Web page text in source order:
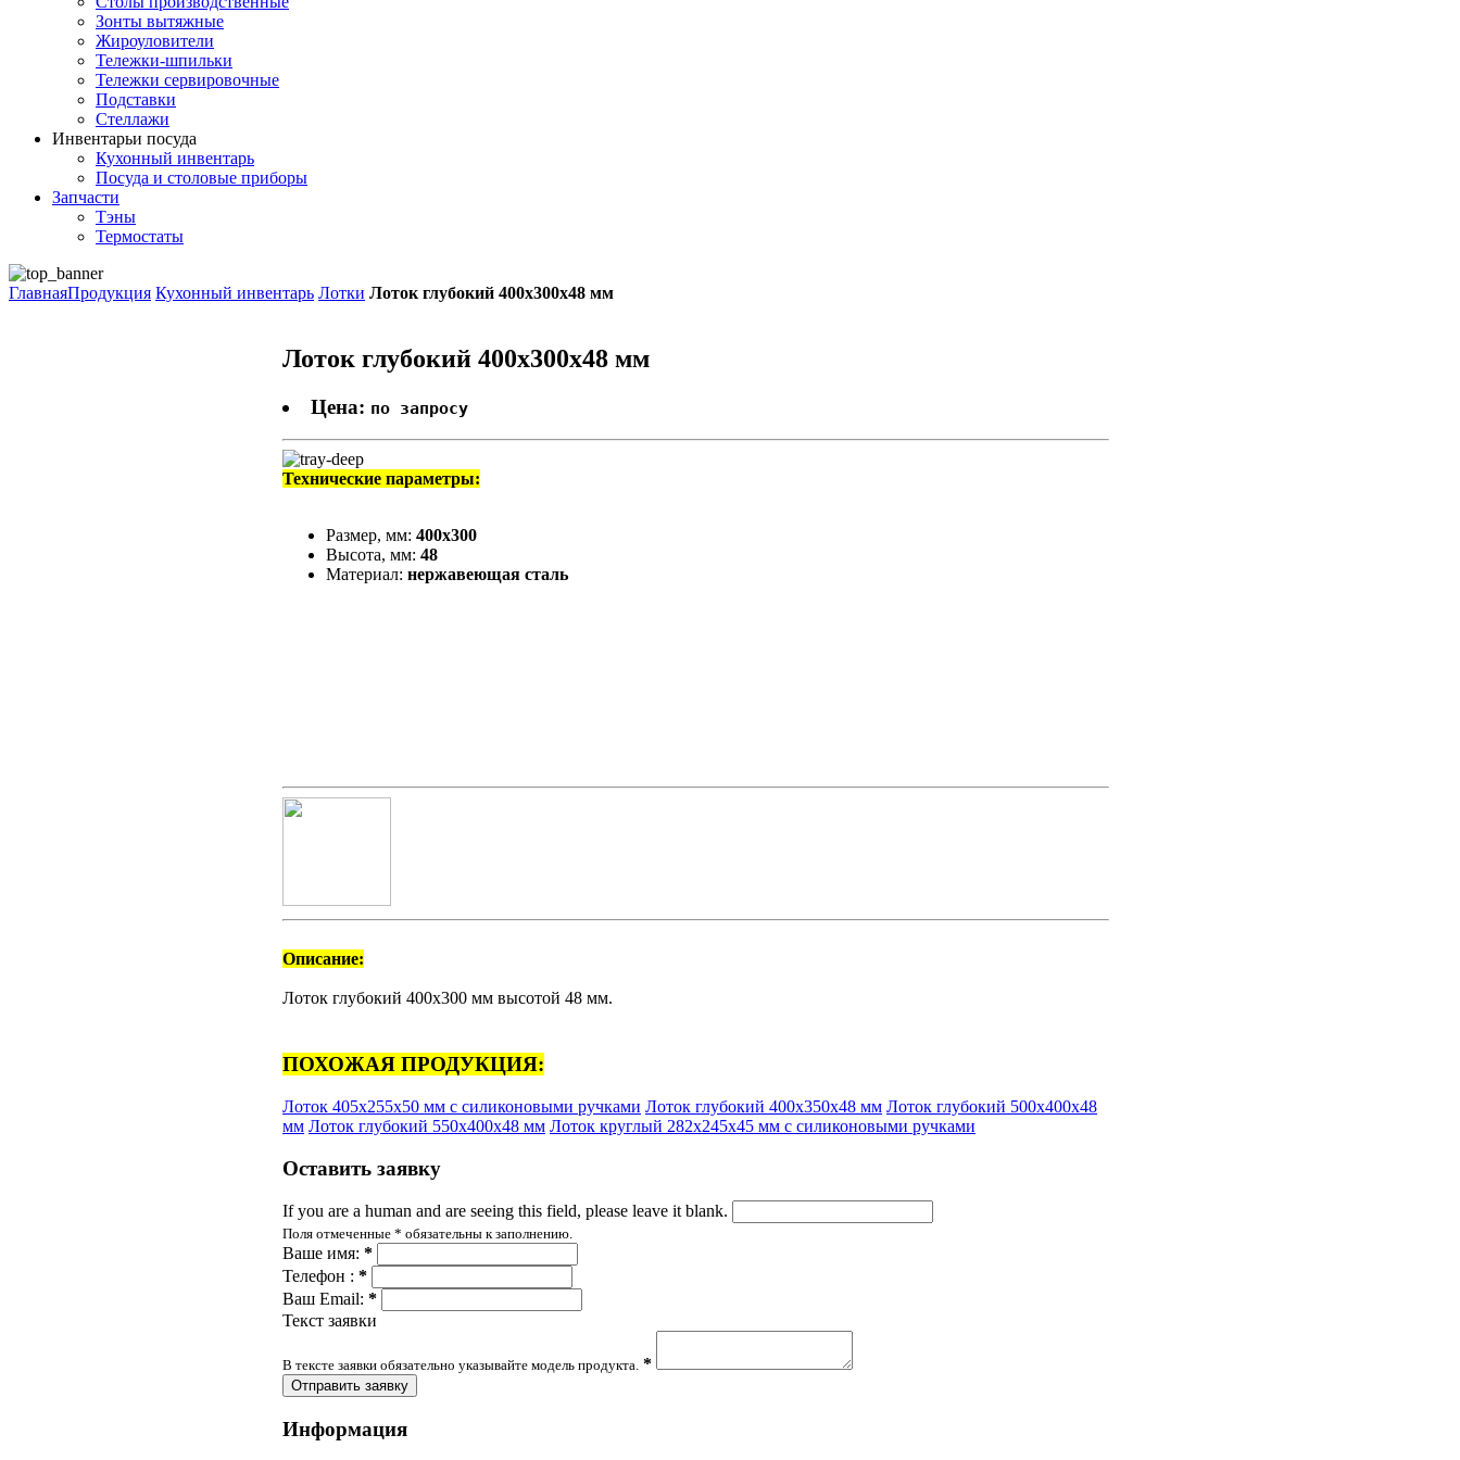
Зонты вытяжные
Жироуловители
Тележки-шпильки
Тележки сервировочные
Подставки
Стеллажи
Инвентарьи посуда
Кухонный инвентарь
Посуда и столовые приборы
Запчасти
Тэны
Термостаты
ГлавнаяПродукция Кухонный инвентарь Лотки Лоток глубокий 400х300х48 мм
Лоток глубокий 400х300х48 мм
Цена: по запросу
Технические параметры:
Размер, мм: 400х300
Высота, мм: 48
Материал: нержавеющая сталь
Описание:
Лоток глубокий 400х300 мм высотой 48 мм.
ПОХОЖАЯ ПРОДУКЦИЯ:
Лоток 405х255х50 мм с силиконовыми ручками Лоток глубокий 400х350х48 мм Лоток глубокий 500х400х48
мм Лоток глубокий 550х400х48 мм Лоток круглый 282х245х45 мм с силиконовыми ручками
Оставить заявку
If you are a human and are seeing this field, please leave it blank.
Поля отмеченные * обязательны к заполнению.
Ваше имя: *
Телефон : *
Ваш Email: *
Текст заявки
В тексте заявки обязательно указывайте модель продукта. *
Информация